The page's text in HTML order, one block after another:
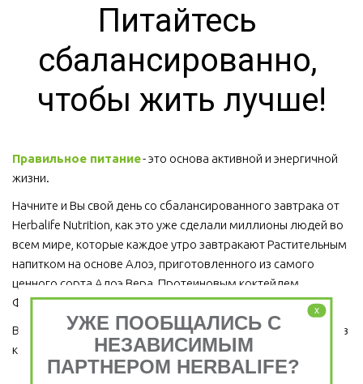
Питайтесь
сбалансированно,
чтобы жить лучше!
Правильное питание - это основа активной и энергичной
жизни.
Начните и Вы свой день со сбалансированного завтрака от
Herbalife Nutrition, как это уже сделали миллионы людей во
всем мире, которые каждое утро завтракают Растительным
напитком на основе Алоэ, приготовленного из самого
ценного сорта Алоэ Вера, Протеиновым коктейлем
Формула 1 и Травяным тонизирующим напитком (чай).
Ведь завтрак является важным приемом пищи, который ни в
коем случае пропускать нельзя!
x
УЖЕ ПООБЩАЛИСЬ С
НЕЗАВИСИМЫМ
ПАРТНЕРОМ HERBALIFE?